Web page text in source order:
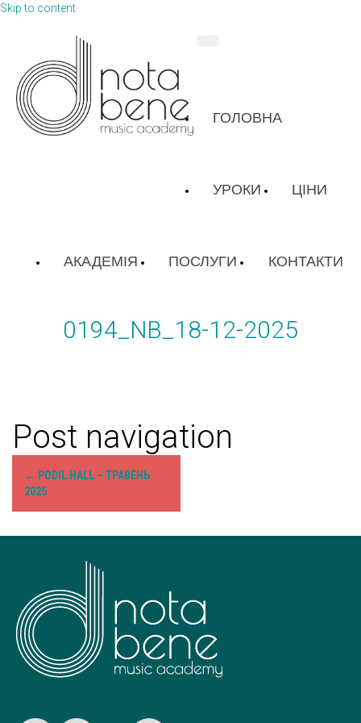
Skip to content
ГОЛОВНА
УРОКИ ЦІНИ
АКАДЕМІЯ ПОСЛУГИ КОНТАКТИ
0194_NB_18-12-2025
Post navigation
← PODIL HALL – ТРАВЕНЬ
2025